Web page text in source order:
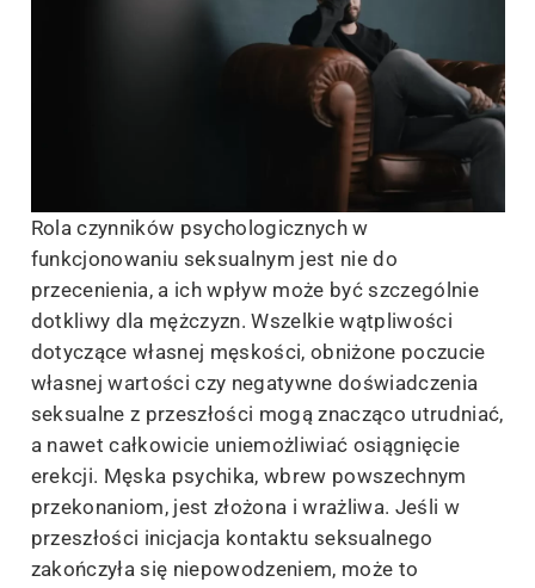
Rola czynników psychologicznych w
funkcjonowaniu seksualnym jest nie do
przecenienia, a ich wpływ może być szczególnie
dotkliwy dla mężczyzn. Wszelkie wątpliwości
dotyczące własnej męskości, obniżone poczucie
własnej wartości czy negatywne doświadczenia
seksualne z przeszłości mogą znacząco utrudniać,
a nawet całkowicie uniemożliwiać osiągnięcie
erekcji. Męska psychika, wbrew powszechnym
przekonaniom, jest złożona i wrażliwa. Jeśli w
przeszłości inicjacja kontaktu seksualnego
zakończyła się niepowodzeniem, może to